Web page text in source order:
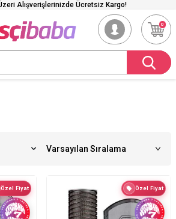
Alışverişlerinizde Ücretsiz Kargo!
0
Özel Fiyat Özel Fiyat